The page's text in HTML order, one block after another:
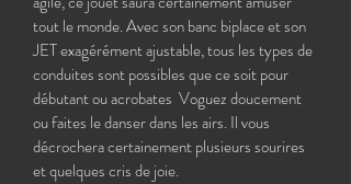
tout le monde. Avec son banc biplace et son
JET exagérément ajustable, tous les types de
conduites sont possibles que ce soit pour
débutant ou acrobates Voguez doucement
ou faites le danser dans les airs. Il vous
décrochera certainement plusieurs sourires
et quelques cris de joie.